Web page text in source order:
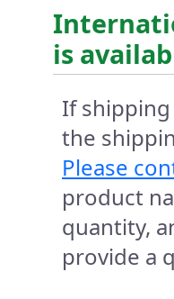
is
If shipping
the
Please
product
quantity,
provide a